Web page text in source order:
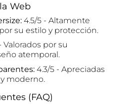
Web
4.5/5 - Altamente
su estilo y protección.
Valorados por su
atemporal.
4.3/5 - Apreciadas
moderno.
(FAQ)